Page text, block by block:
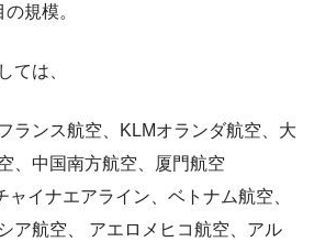
規模。
ては、
ランス航空、KLMオランダ航空、大
、中国南方航空、厦門航空
ャイナエアライン、ベトナム航空、
ア航空、 アエロメヒコ航空、アル